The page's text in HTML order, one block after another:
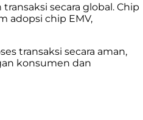
secara global. Chip
adopsi chip EMV,
transaksi secara aman,
konsumen dan